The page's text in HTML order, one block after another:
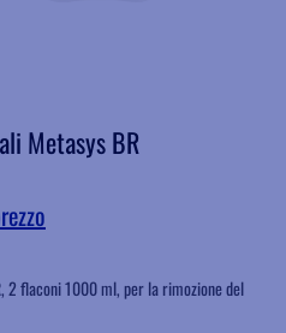
Metasys BR
2 flaconi 1000 ml, per la rimozione del